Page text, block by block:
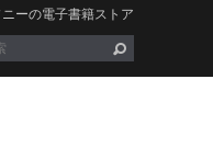
ニーの電子書籍ストア